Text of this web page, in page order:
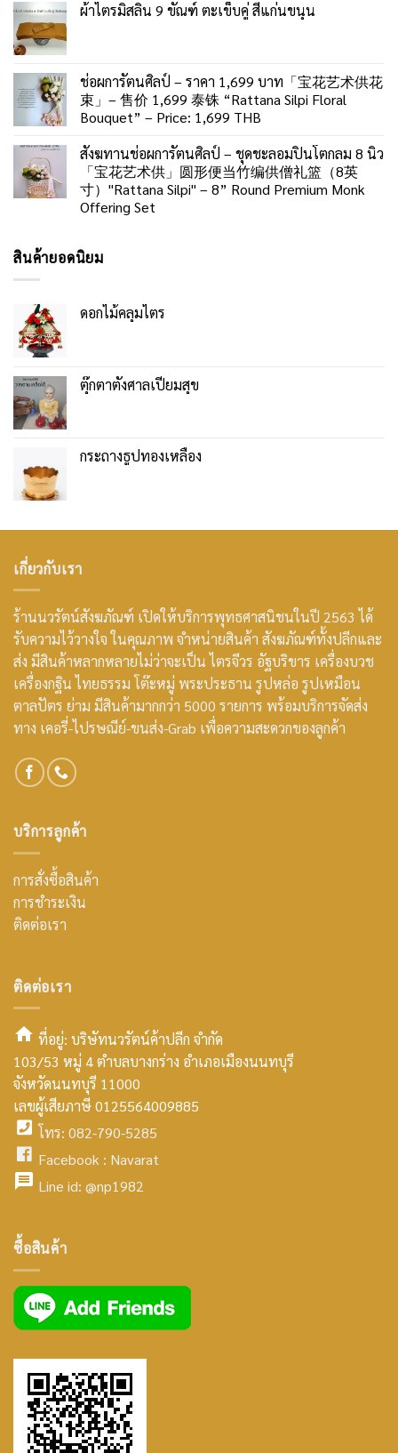
ผ้าไตรมิสลิน 9 ขัณฑ์ ตะเข็บคู่ สีแก่นขนุน
ช่อผการัตนศิลป์ – ราคา 1,699 บาท「宝花艺术供花
束」– 售价 1,699 泰铢 “Rattana Silpi Floral
Bouquet” – Price: 1,699 THB
สังฆทานช่อผการัตนศิลป์ – ชุดชะลอมปิ่นโตกลม 8 นิ้ว
「宝花艺术供」圆形便当竹编供僧礼篮（8英
寸）"Rattana Silpi" – 8” Round Premium Monk
Offering Set
สินค้ายอดนิยม
ดอกไม้คลุมไตร
ตุ๊กตาตั้งศาลเปี่ยมสุข
กระถางธูปทองเหลือง
เกี่ยวกับเรา
ร้านนวรัตน์สังฆภัณฑ์ เปิดให้บริการพุทธศาสนิชนในปี 2563 ได้
รับความไว้วางใจ ในคุณภาพ จำหน่ายสินค้า สังฆภัณฑ์ทั้งปลีกและ
ส่ง มีสินค้าหลากหลายไม่ว่าจะเป็น ไตรจีวร อัฐบริขาร เครื่องบวช
เครื่องกฐิน ไทยธรรม โต๊ะหมู่ พระประธาน รูปหล่อ รูปเหมือน
ตาลปัตร ย่าม มีสินค้ามากกว่า 5000 รายการ พร้อมบริการจัดส่ง
ทาง เคอรี่-ไปรษณีย์-ขนส่ง-Grab เพื่อความสะดวกของลูกค้า
บริการลูกค้า
การสั่งซื้อสินค้า
การชำระเงิน
ติดต่อเรา
ติดต่อเรา
smt2
home
icon
ที่อยู่: บริษัทนวรัตน์ค้าปลีก จำกัด
103/53 หมู่ 4 ตำบลบางกร่าง อำเภอเมืองนนทบุรี
จังหวัดนนทบุรี 11000
เลขผู้เสียภาษี 0125564009885
facebook
icon
โทร: 082-790-5285
facebook
Facebook : Navarat
icon
Line id: @np1982
ซื้อสินค้า